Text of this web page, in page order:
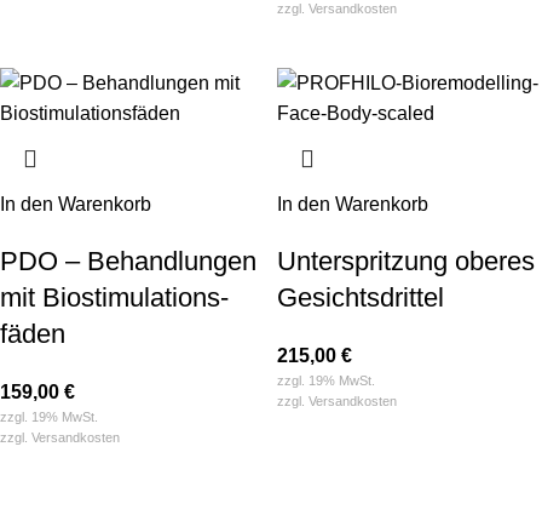
zzgl. Versandkosten
In den Warenkorb
PDO – Behandlungen
mit Biostimulation­s­
fäden
159,00 €
zzgl. 19% MwSt.
zzgl. Versandkosten
In den Warenkorb
Unterspritzung oberes
Gesichtsdrittel
215,00 €
zzgl. 19% MwSt.
zzgl. Versandkosten